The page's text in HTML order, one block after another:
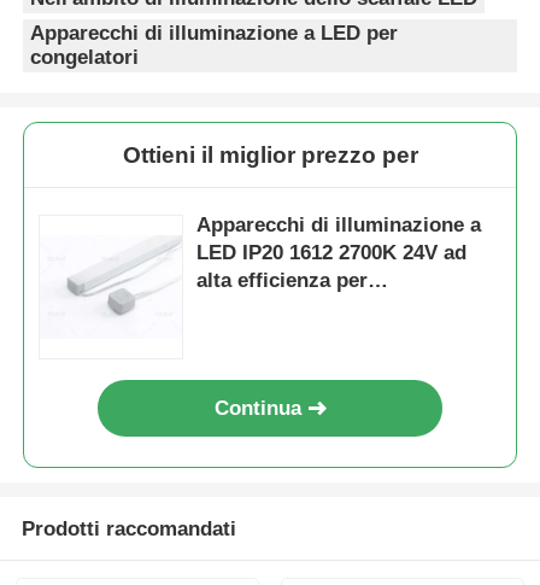
Apparecchi di illuminazione a LED per
congelatori
Ottieni il miglior prezzo per
Apparecchi di illuminazione a
LED IP20 1612 2700K 24V ad
alta efficienza per
Continua
Prodotti raccomandati